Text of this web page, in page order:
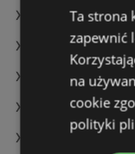
Oferty Makro
Oferty
Aktualne
Aktualne
Aktualne
Ta strona
zapewnić
na
cookie
polityki